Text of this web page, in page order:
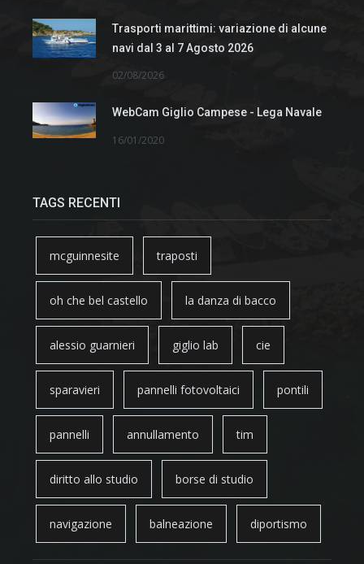
Trasporti marittimi: variazione di alcune
navi dal 3 al 7 Agosto 2026
02/08/2026
WebCam Giglio Campese - Lega Navale
16/01/2020
TAGS RECENTI
mcguinnesite traposti
oh che bel castello la danza di bacco
alessio guarnieri giglio lab cie
sparavieri pannelli fotovoltaici pontili
pannelli annullamento tim
diritto allo studio borse di studio
navigazione balneazione diportismo